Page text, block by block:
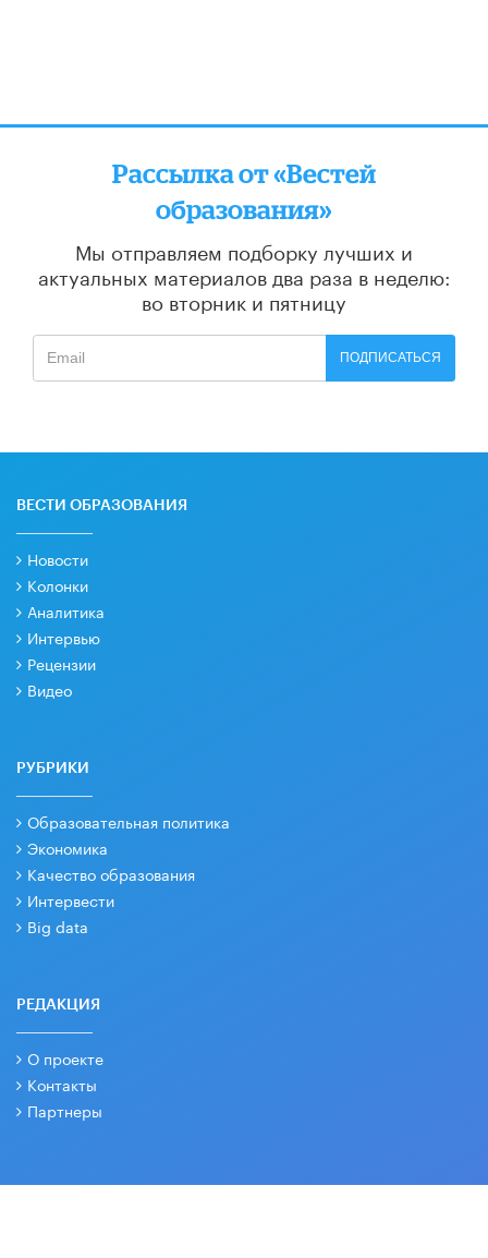
Рассылка от «Вестей
образования»
Мы отправляем подборку лучших и
актуальных материалов два раза в неделю:
во вторник и пятницу
ПОДПИСАТЬСЯ
ВЕСТИ ОБРАЗОВАНИЯ
Новости
Колонки
Аналитика
Интервью
Рецензии
Видео
РУБРИКИ
Образовательная политика
Экономика
Качество образования
Интервести
Big data
РЕДАКЦИЯ
О проекте
Контакты
Партнеры